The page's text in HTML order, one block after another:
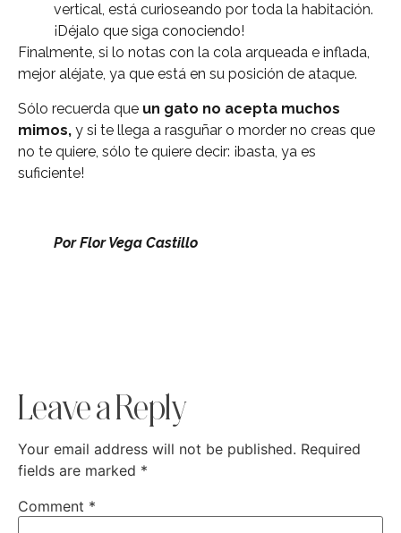
vertical, está curioseando por toda la habitación.
¡Déjalo que siga conociendo!
Finalmente, si lo notas con la cola arqueada e inflada,
mejor aléjate, ya que está en su posición de ataque.
Sólo recuerda que un gato no acepta muchos
mimos, y si te llega a rasguñar o morder no creas que
no te quiere, sólo te quiere decir: ¡basta, ya es
suficiente!
Por Flor Vega Castillo
Leave a Reply
Your email address will not be published. Required
fields are marked *
Comment *